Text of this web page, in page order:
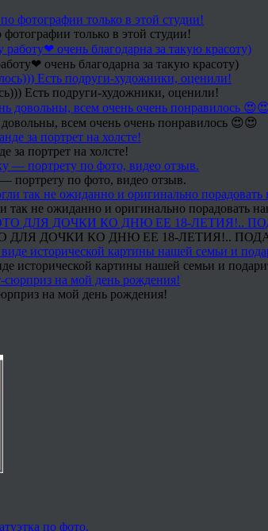
только в этой студии!
очень благодарна за такую красоту)
Есть подруги-художники, оценили!
всем очень очень понравилось 😍😍
за портрет на холсте!
портрету по фото, видео отзыв.
так не ожиданно и оригинально порадовать
ДЛЯ ДОЧКИ КО ДНЮ ЕЕ 18-ЛЕТИЯ!..
исторической картины нашей семьи и
на мой день рождения!
по фото.